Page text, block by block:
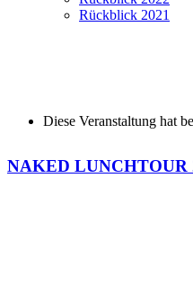
Rückblick 2021
Diese Veranstaltung hat
NAKED LUNCHTOUR